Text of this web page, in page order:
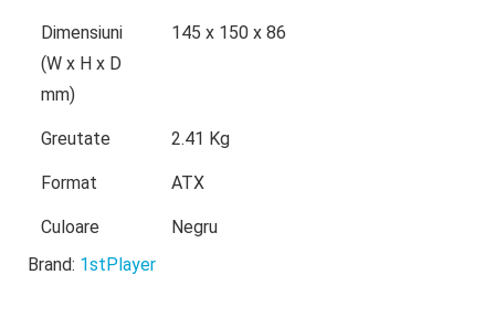
Dimensiuni
(W x H x D
mm)
145 x 150 x 86
Greutate 2.41 Kg
Format ATX
Culoare
Negru
Brand: 1stPlayer